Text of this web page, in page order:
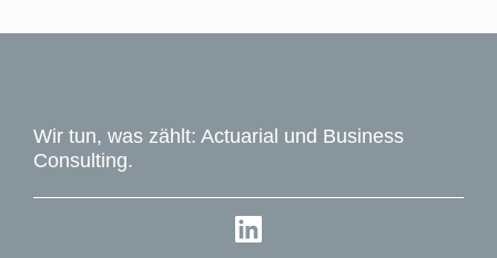
Wir tun, was zählt: Actuarial und Business
Consulting.